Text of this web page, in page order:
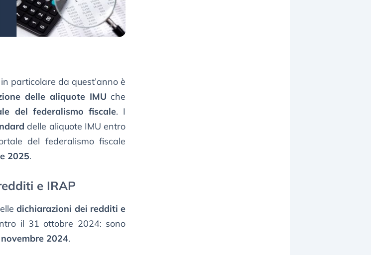
particolare da quest’anno è
delle aliquote IMU che
del federalismo fiscale. I
delle aliquote IMU entro
del federalismo fiscale
2025.
e IRAP
dichiarazioni dei redditi e
il 31 ottobre 2024: sono
2024.